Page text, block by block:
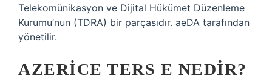
Telekomünikasyon ve Dijital Hükümet Düzenleme
Kurumu’nun (TDRA) bir parçasıdır. aeDA tarafından
yönetilir.
AZERICE TERS E NEDIR?